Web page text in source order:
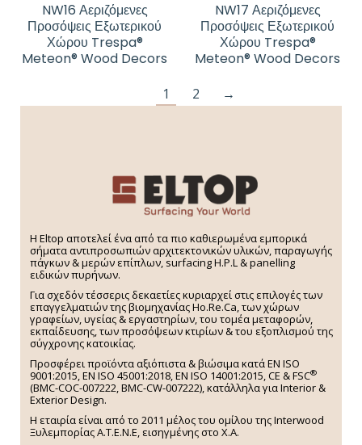
NW16 Αεριζόμενες
Προσόψεις Εξωτερικού
Χώρου Trespa®
Meteon® Wood Decors
NW17 Αεριζόμενες
Προσόψεις Εξωτερικού
Χώρου Trespa®
Meteon® Wood Decors
1 2 →
H Eltop αποτελεί ένα από τα πιο καθιερωμένα εμπορικά
σήματα αντιπροσωπιών αρχιτεκτονικών υλικών, παραγωγής
πάγκων & μερών επίπλων, surfacing H.P.L & panelling
ειδικών πυρήνων.
Για σχεδόν τέσσερις δεκαετίες κυριαρχεί στις επιλογές των
επαγγελματιών της βιομηχανίας Ho.Re.Ca, των χώρων
γραφείων, υγείας & εργαστηρίων, του τομέα μεταφορών,
εκπαίδευσης, των προσόψεων κτιρίων & του εξοπλισμού της
σύγχρονης κατοικίας.
Προσφέρει προϊόντα αξιόπιστα & βιώσιμα κατά EN ISO
9001:2015, EN ISO 45001:2018, EN ISO 14001:2015, CE & FSC®
(BMC-COC-007222, BMC-CW-007222), κατάλληλα για Interior &
Exterior Design.
Η εταιρία είναι από το 2011 μέλος του ομίλου της Interwood
Ξυλεμπορίας Α.Τ.Ε.Ν.Ε, εισηγμένης στο Χ.A.